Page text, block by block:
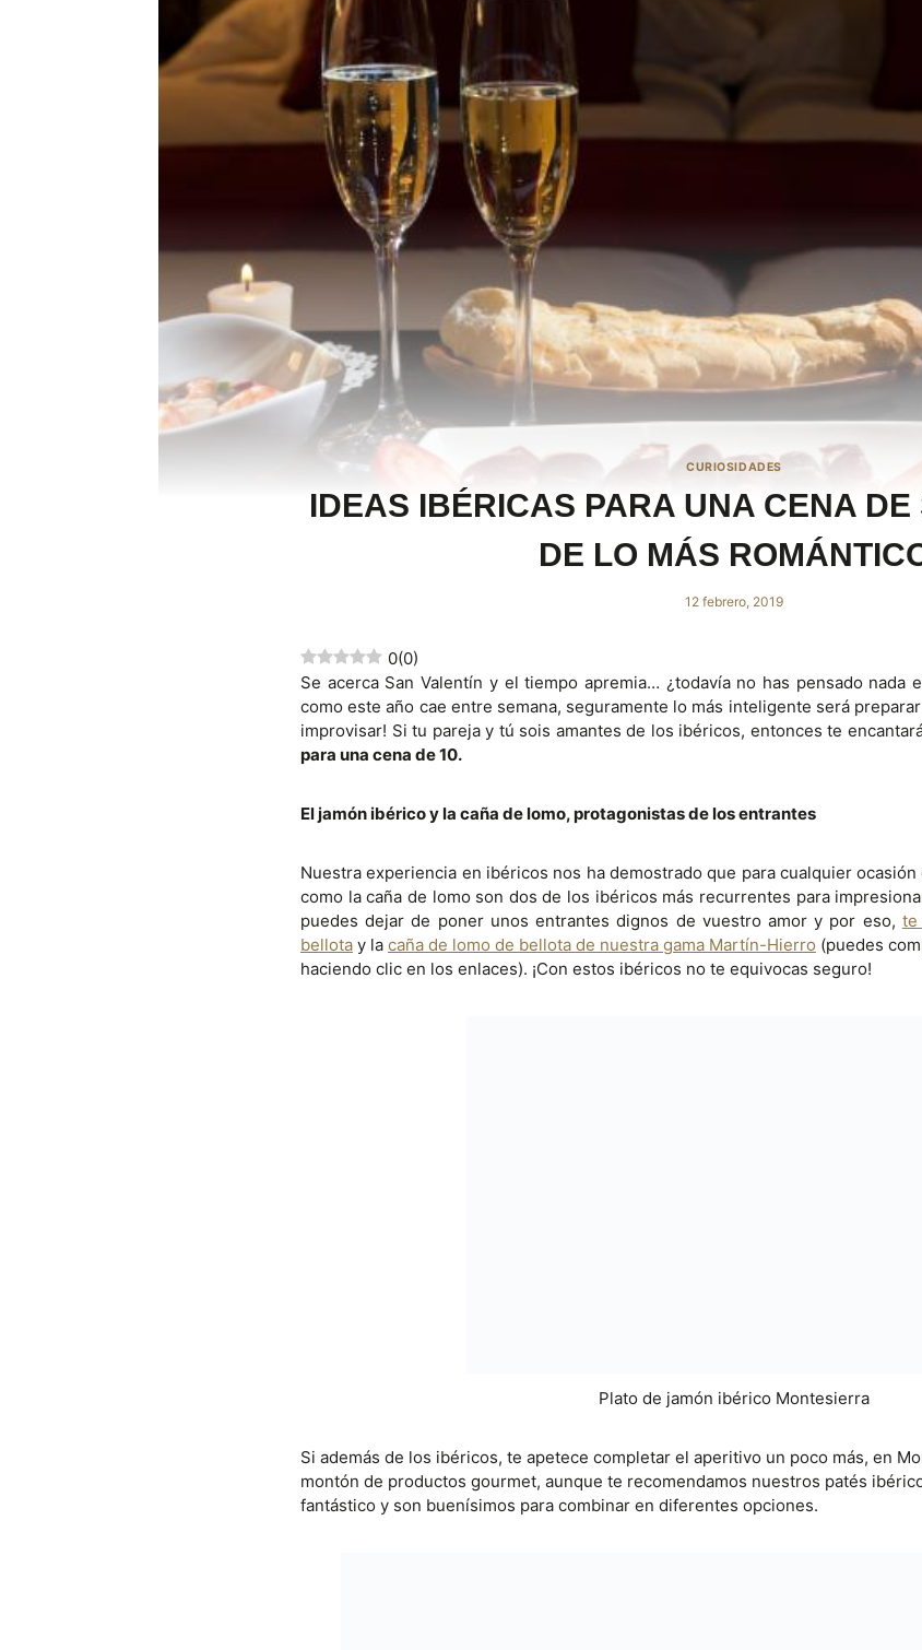
CURIOSIDADES
IDEAS IBÉRICAS PARA UNA CENA DE
DE LO MÁS
12 febrero, 2019
0(0)
Se acerca San Valentín y el tiempo apremia… ¿todavía no has pensado nada
como este año cae entre semana, seguramente lo más inteligente será
improvisar! Si tu pareja y tú sois amantes de los ibéricos, entonces te
para una cena de 10.
El jamón ibérico y la caña de lomo, protagonistas de los entrantes
Nuestra experiencia en ibéricos nos ha demostrado que para cualquier
como la caña de lomo son dos de los ibéricos más recurrentes para
puedes dejar de poner unos entrantes dignos de vuestro amor y por eso, te
bellota y la caña de lomo de bellota de nuestra gama Martín-Hierro (puedes
haciendo clic en los enlaces). ¡Con estos ibéricos no te equivocas seguro!
Plato de jamón ibérico Montesierra
Si además de los ibéricos, te apetece completar el aperitivo un poco más, en
montón de productos gourmet, aunque te recomendamos nuestros patés
fantástico y son buenísimos para combinar en diferentes opciones.